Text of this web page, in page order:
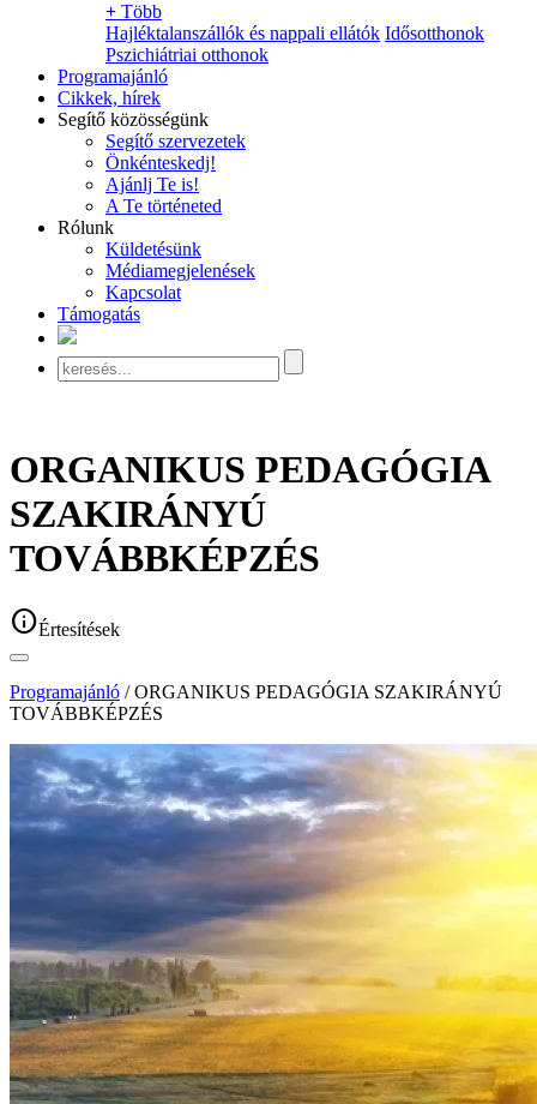
+ Több
Hajléktalanszállók és nappali ellátók Idősotthonok
Pszichiátriai otthonok
Programajánló
Cikkek, hírek
Segítő közösségünk
Segítő szervezetek
Önkénteskedj!
Ajánlj Te is!
A Te történeted
Rólunk
Küldetésünk
Médiamegjelenések
Kapcsolat
Támogatás
ORGANIKUS PEDAGÓGIA
SZAKIRÁNYÚ
TOVÁBBKÉPZÉS
infoÉrtesítések
Programajánló / ORGANIKUS PEDAGÓGIA SZAKIRÁNYÚ
TOVÁBBKÉPZÉS